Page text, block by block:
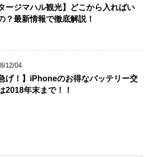
タージマハル観光】どこから入ればい
？最新情報で徹底解説！
12/04
急げ！】iPhoneのお得なバッテリー交
2018年末まで！！